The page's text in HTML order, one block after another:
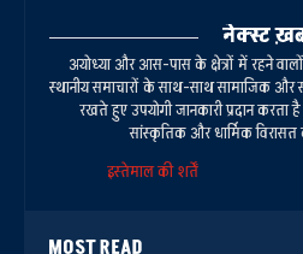
नेक्स्ट
अयोध्या और आस-पास के क्षेत्रों में रहने
स्थानीय समाचारों के साथ-साथ सामाजिक और
रखते हुए उपयोगी जानकारी प्रदान
सांस्कृतिक और धार्मिक
इस्तेमाल की शर्तें
MOST READ